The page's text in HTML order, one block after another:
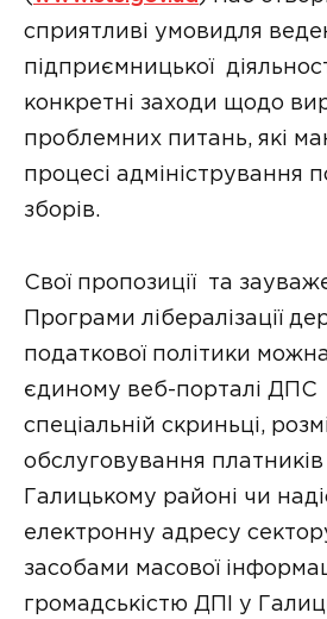
сприятливі умовидля
підприємницької
конкретні заходи щодо
проблемних питань, які
процесі адміністрування
зборів.
Свої пропозиції та
Програми лібералізації
податкової політики
єдиному веб-порталі ДПС
спеціальній скриньці,
обслуговування платників
Галицькому районі чи
електронну адресу сектору
засобами масової
громадськістю ДПІ у